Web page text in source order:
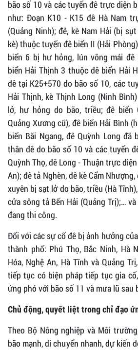
bão số 10 và các tuyến đê trực diện
như: Đoạn K10 - K15 đê Hà Nam
(Quảng Ninh); đê, kè Nam Hải (bị
kè) thuộc tuyến đê biển II (Hải
biển 6 bị hư hỏng, lún võng mái đê
biển Hải Thịnh 3 thuộc đê biển Hải
đê tại K25+570 do bão số 10, các
Hải Thịnh, kè Thịnh Long (Ninh
lở, hư hỏng do bão, triều; đê biển
Quảng Xương cũ), đê biển Hải Bình
biển Bãi Ngang, đê Quỳnh Long
thân đê do bão số 10 và các tuyến
Quỳnh Thọ, đê Long - Thuận trực
An); đê tả Nghèn, đê kè Cẩm
xuyên bị sạt lở do bão, triều (Hà
cửa sông tả Bến Hải (Quảng Trị);…
đang thi công.
Đối với các sự cố đê bị ảnh hưởng
thành phố: Phú Thọ, Bắc Ninh, Hà
Hóa, Nghệ An, Hà Tĩnh và Quảng
tiếp tục có biện pháp tiếp tục gia
ứng phó với bão số 11 và mưa lũ sau
Chủ động, quyết liệt trong chỉ đạo
Theo Bộ Nông nghiệp và Môi
bão mạnh, di chuyển nhanh, dự kiến